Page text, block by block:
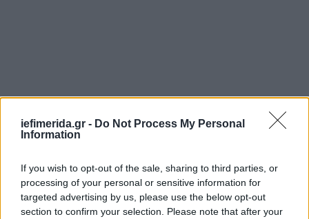
iefimerida.gr - Do Not Process My Personal
Information
If you wish to opt-out of the sale, sharing to third parties, or
processing of your personal or sensitive information for
targeted advertising by us, please use the below opt-out
section to confirm your selection. Please note that after your